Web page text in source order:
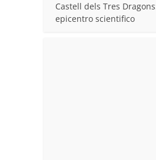
Castell dels Tres
epicentro scientifico